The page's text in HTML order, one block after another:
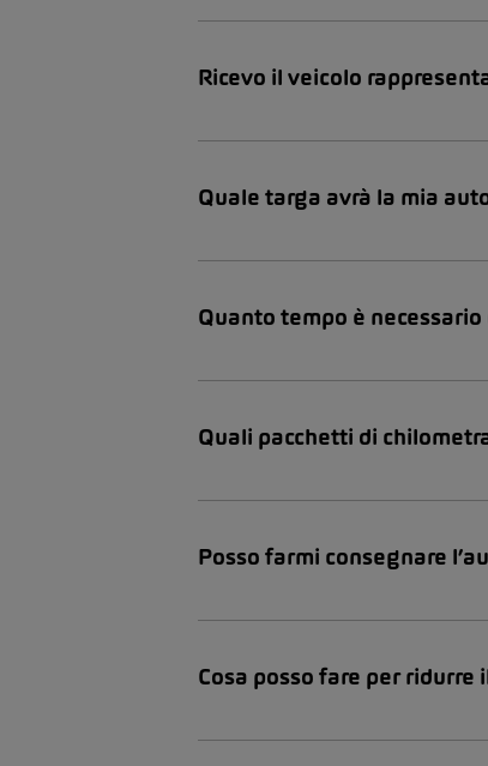
Ricevo il veicolo
Quale targa avrà la mia
Quanto tempo è
Quali pacchetti di
Posso farmi consegnare
Cosa posso fare per ridurre